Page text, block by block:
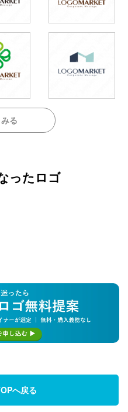
る
ったロゴ
へ戻る